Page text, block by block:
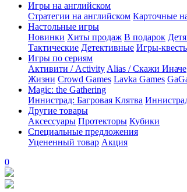
Игры на английском
Стратегии на английском Карточные
Настольные игры
Новинки Хиты продаж В подарок
Тактические Детективные Игры-
Игры по сериям
Активити / Activity Alias / Скажи Иначе
Жизни Crowd Games Lavka Games
Magic: the Gathering
Иннистрад: Багровая Клятва
Другие товары
Аксессуары Протекторы Кубики
Специальные предложения
Уцененный товар Акция
0